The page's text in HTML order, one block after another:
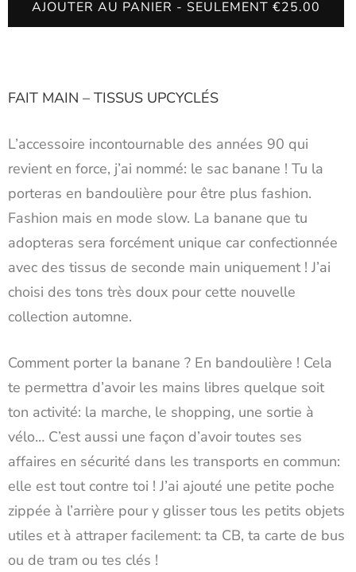
AJOUTER AU PANIER - SEULEMENT €25.00
FAIT MAIN – TISSUS UPCYCLÉS
L’accessoire incontournable des années 90 qui
revient en force, j’ai nommé: le sac banane ! Tu la
porteras en bandoulière pour être plus fashion.
Fashion mais en mode slow. La banane que tu
adopteras sera forcément unique car confectionnée
avec des tissus de seconde main uniquement ! J’ai
choisi des tons très doux pour cette nouvelle
collection automne.
Comment porter la banane ? En bandoulière ! Cela
te permettra d’avoir les mains libres quelque soit
ton activité: la marche, le shopping, une sortie à
vélo… C’est aussi une façon d’avoir toutes ses
affaires en sécurité dans les transports en commun:
elle est tout contre toi ! J’ai ajouté une petite poche
zippée à l’arrière pour y glisser tous les petits objets
utiles et à attraper facilement: ta CB, ta carte de bus
ou de tram ou tes clés !